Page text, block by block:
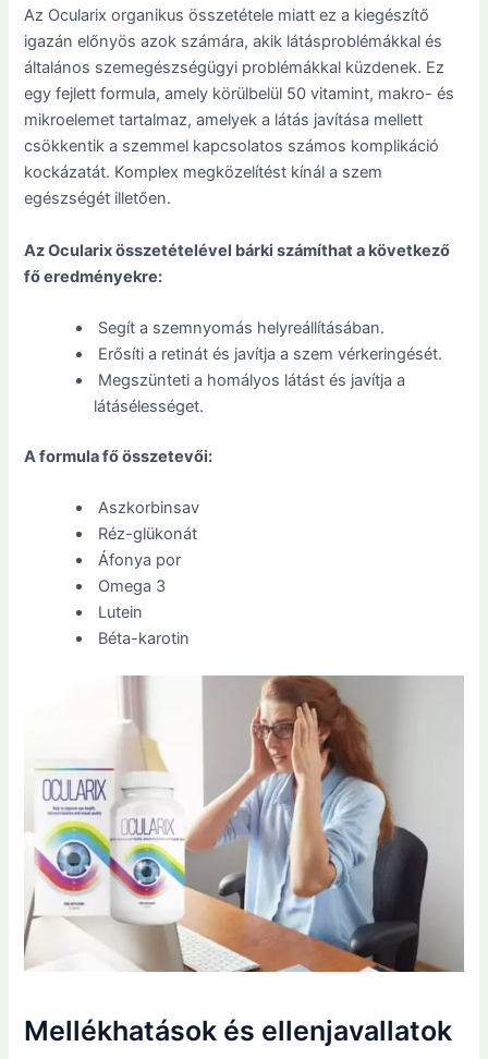
Az Ocularix organikus összetétele miatt ez a kiegészítő
igazán előnyös azok számára, akik látásproblémákkal és
általános szemegészségügyi problémákkal küzdenek. Ez
egy fejlett formula, amely körülbelül 50 vitamint, makro- és
mikroelemet tartalmaz, amelyek a látás javítása mellett
csökkentik a szemmel kapcsolatos számos komplikáció
kockázatát. Komplex megközelítést kínál a szem
egészségét illetően.
Az Ocularix összetételével bárki számíthat a következő
fő eredményekre:
Segít a szemnyomás helyreállításában.
Erősíti a retinát és javítja a szem vérkeringését.
Megszünteti a homályos látást és javítja a
látásélességet.
A formula fő összetevői:
Aszkorbinsav
Réz-glükonát
Áfonya por
Omega 3
Lutein
Béta-karotin
Mellékhatások és ellenjavallatok